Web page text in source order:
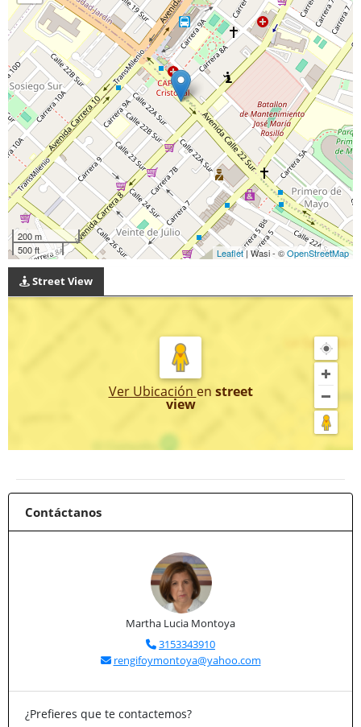
200 m
500 ft
Leaflet| Wasi - ©OpenStreetMap
Street View
Ver Ubicación en street
view
Contáctanos
Martha Lucia Montoya
3153343910
rengifoymontoya@yahoo.com
¿Prefieres que te contactemos?